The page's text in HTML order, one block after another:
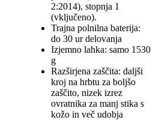
2:2014), stopnja 1
(vključeno).
Trajna polnilna baterija:
do 30 ur delovanja
Izjemno lahka: samo 1530
g
Razširjena zaščita: daljši
kroj na hrbtu za boljšo
zaščito, nizek izrez
ovratnika za manj stika s
kožo in več udobja